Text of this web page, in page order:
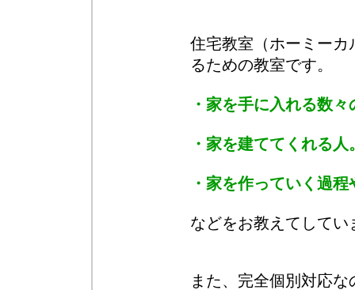
住宅教室（ホーミー
るための教室です。
・家を手に入れる数々
・家を建ててくれる
・家を作っていく過程
などをお教えてしてい
また、完全個別対応な